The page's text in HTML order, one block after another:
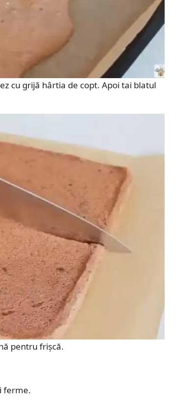
cu grijă hârtia de copt. Apoi tai blatul
pentru frișcă.
ferme.